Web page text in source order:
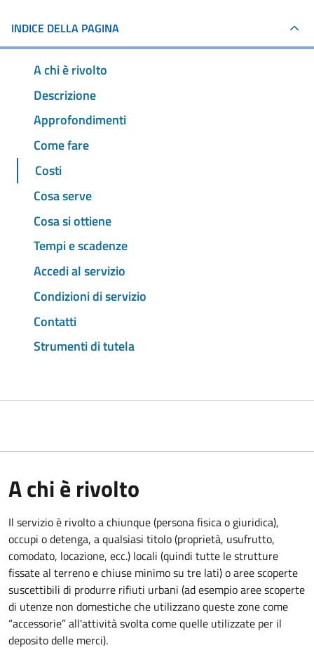
INDICE DELLA PAGINA
A chi è rivolto
Descrizione
Approfondimenti
Come fare
Costi
Cosa serve
Cosa si ottiene
Tempi e scadenze
Accedi al servizio
Condizioni di servizio
Contatti
Strumenti di tutela
A chi è rivolto
Il servizio è rivolto a chiunque (persona fisica o giuridica),
occupi o detenga, a qualsiasi titolo (proprietà, usufrutto,
comodato, locazione, ecc.) locali (quindi tutte le strutture
fissate al terreno e chiuse minimo su tre lati) o aree scoperte
suscettibili di produrre rifiuti urbani (ad esempio aree scoperte
di utenze non domestiche che utilizzano queste zone come
“accessorie” all'attività svolta come quelle utilizzate per il
deposito delle merci).